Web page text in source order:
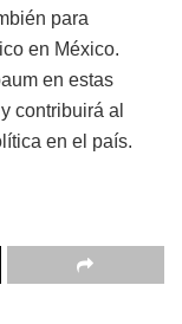
para
en México.
en estas
contribuirá al
en el país.